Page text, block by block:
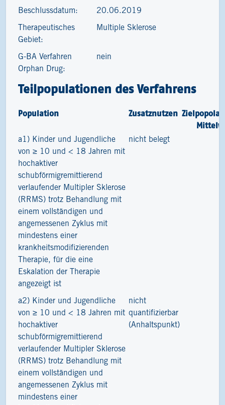
Beschlussdatum: 20.06.2019
Therapeutisches
Gebiet:
Multiple Sklerose
G-BA Verfahren
Orphan Drug:
nein
Teilpopulationen des Verfahrens
Population Zusatznutzen
a1) Kinder und Jugendliche
von ≥ 10 und < 18 Jahren mit
hochaktiver
schubförmigremittierend
verlaufender Multipler Sklerose
(RRMS) trotz Behandlung mit
einem vollständigen und
angemessenen Zyklus mit
mindestens einer
krankheitsmodifizierenden
Therapie, für die eine
Eskalation der Therapie
angezeigt ist
nicht belegt
a2) Kinder und Jugendliche
von ≥ 10 und < 18 Jahren mit
hochaktiver
schubförmigremittierend
verlaufender Multipler Sklerose
(RRMS) trotz Behandlung mit
einem vollständigen und
angemessenen Zyklus mit
mindestens einer
nicht
quantifizierbar
(Anhaltspunkt)